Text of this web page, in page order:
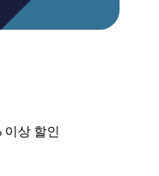
이상 할인